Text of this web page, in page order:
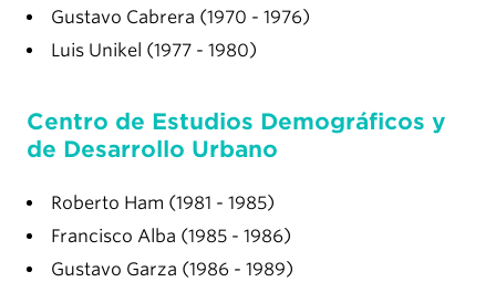
Gustavo Cabrera (1970 - 1976)
Luis Unikel (1977 - 1980)
Centro de Estudios Demográficos y
de Desarrollo Urbano
Roberto Ham (1981 - 1985)
Francisco Alba (1985 - 1986)
Gustavo Garza (1986 - 1989)